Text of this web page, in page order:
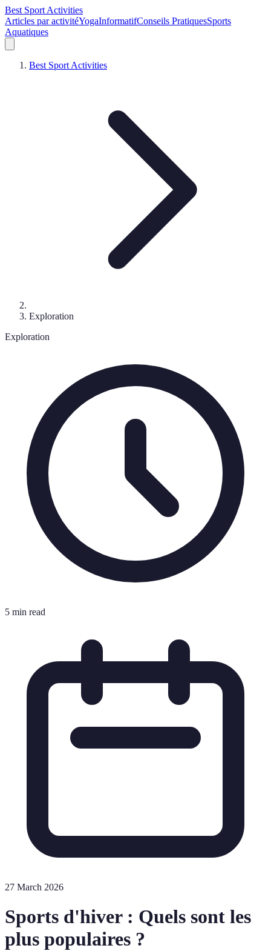
Best Sport Activities
Articles par activitéYogaInformatifConseils PratiquesSports
Aquatiques
Best Sport Activities
Exploration
Exploration
5 min read
27 March 2026
Sports d'hiver : Quels sont les
plus populaires ?